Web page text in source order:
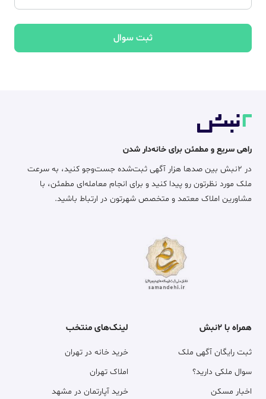
ثبت سوال
راهی سریع و مطمئن برای خانه‌دار شدن
در ۲نبش بین صدها هزار آگهی ثبت‌شده جست‌وجو کنید، به سرعت
ملک مورد نظرتون رو پیدا کنید و برای انجام معامله‌ای مطمئن، با
مشاورین املاک معتمد و متخصص شهرتون در ارتباط باشید.
همراه با ۲نبش
ثبت رایگان آگهی ملک
سوال ملکی دارید؟
اخبار مسکن
لینک‌های منتخب
خرید خانه در تهران
املاک تهران
خرید آپارتمان در مشهد